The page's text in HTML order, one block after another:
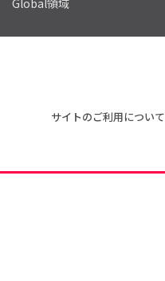
Global領域
サイトのご利用について